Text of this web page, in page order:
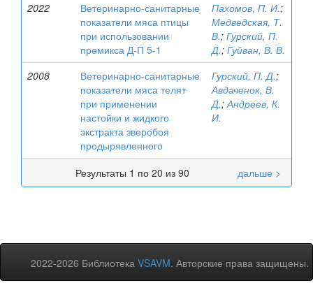
2022
Ветеринарно-санитарные
показатели мяса птицы
при использовании
премикса Д-П 5-1
Пахомов, П. И.;
Медведская, Т.
В.; Гурский, П.
Д.; Гуйван, В. В.
2008
Ветеринарно-санитарные
показатели мяса телят
при применении
настойки и жидкого
экстракта зверобоя
продырявленного
Гурский, П. Д.;
Авдаченок, В.
Д.;Андреев, К.
И.
Результаты 1 по 20 из 90 дальше >
2022-2026 Библиотека VSAVM. Авторские права защищены.